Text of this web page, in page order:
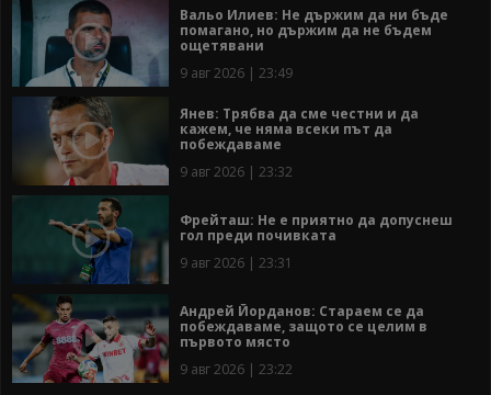
Вальо Илиев: Не държим да ни бъде
помагано, но държим да не бъдем
ощетявани
9 авг 2026 | 23:49
Янев: Трябва да сме честни и да
кажем, че няма всеки път да
побеждаваме
9 авг 2026 | 23:32
Фрейташ: Не е приятно да допуснеш
гол преди почивката
9 авг 2026 | 23:31
Андрей Йорданов: Стараем се да
побеждаваме, защото се целим в
първото място
9 авг 2026 | 23:22